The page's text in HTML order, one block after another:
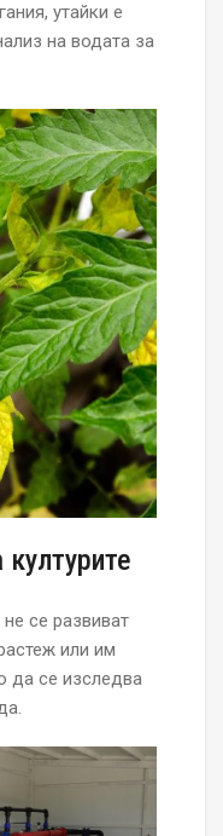
утайки е
на водата за
се развиват
или им
да се изследва